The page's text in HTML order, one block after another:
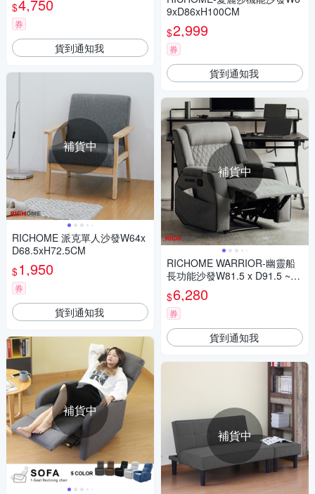
$4,750
券
貨到通知我
補貨中
RICHOME 派克單人沙發W64x
D68.5xH72.5CM
$1,950
券
貨到通知我
補貨中
9xD86xH100CM
$2,999
券
貨到通知我
補貨中
RICHOME WARRIOR-幽靈船
長功能沙發W81.5 x D91.5 ~15
5 x H76~99.5 CM
$6,280
券
貨到通知我
補貨中